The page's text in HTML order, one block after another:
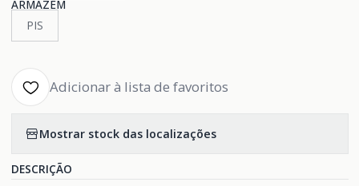
ARMAZÉM
PIS
Adicionar à lista de favoritos
Mostrar stock das localizações
DESCRIÇÃO